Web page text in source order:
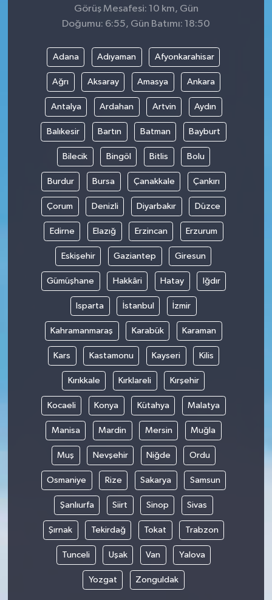
Görüş Mesafesi: 10 km, Gün
Doğumu: 6:55, Gün Batımı: 18:50
Adana Adıyaman Afyonkarahisar
Ağrı Aksaray Amasya Ankara
Antalya Ardahan Artvin Aydın
Balıkesir Bartın Batman Bayburt
Bilecik Bingöl Bitlis Bolu
Burdur Bursa Çanakkale Çankırı
Çorum Denizli Diyarbakır Düzce
Edirne Elazığ Erzincan Erzurum
Eskişehir Gaziantep Giresun
Gümüşhane Hakkâri Hatay Iğdır
Isparta İstanbul İzmir
Kahramanmaraş Karabük Karaman
Kars Kastamonu Kayseri Kilis
Kırıkkale Kırklareli Kırşehir
Kocaeli Konya Kütahya Malatya
Manisa Mardin Mersin Muğla
Muş Nevşehir Niğde Ordu
Osmaniye Rize Sakarya Samsun
Şanlıurfa Siirt Sinop Sivas
Şırnak Tekirdağ Tokat Trabzon
Tunceli Uşak Van Yalova
Yozgat Zonguldak